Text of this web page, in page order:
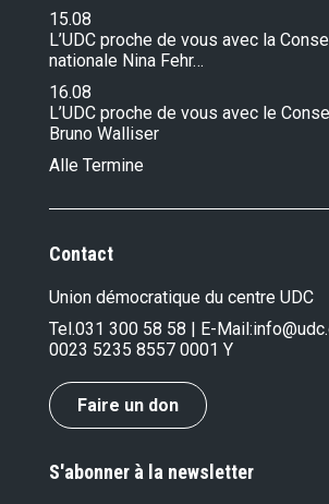
15.08
L’UDC proche de vous avec la
nationale Nina Fehr…
16.08
L’UDC proche de vous avec le
Bruno Walliser
Alle Termine
Contact
Union démocratique du centre UDC
Tel.031 300 58 58 | E-Mail:
0023 5235 8557 0001 Y
Faire un don
S'abonner à la newsletter